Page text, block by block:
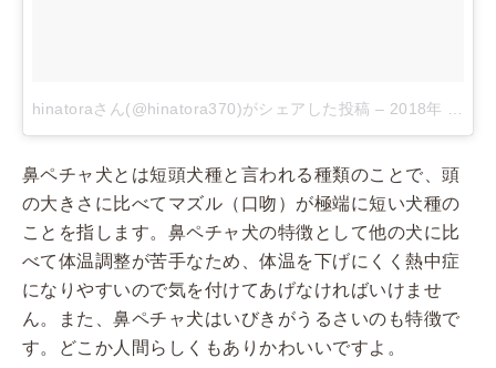
hinatoraさん(@hinatora370)がシェアした投稿 – 2018年 2月月23日午後6時30分PST
鼻ペチャ犬とは短頭犬種と言われる種類のことで、頭
の大きさに比べてマズル（口吻）が極端に短い犬種の
ことを指します。鼻ペチャ犬の特徴として他の犬に比
べて体温調整が苦手なため、体温を下げにくく熱中症
になりやすいので気を付けてあげなければいけませ
ん。また、鼻ペチャ犬はいびきがうるさいのも特徴で
す。どこか人間らしくもありかわいいですよ。